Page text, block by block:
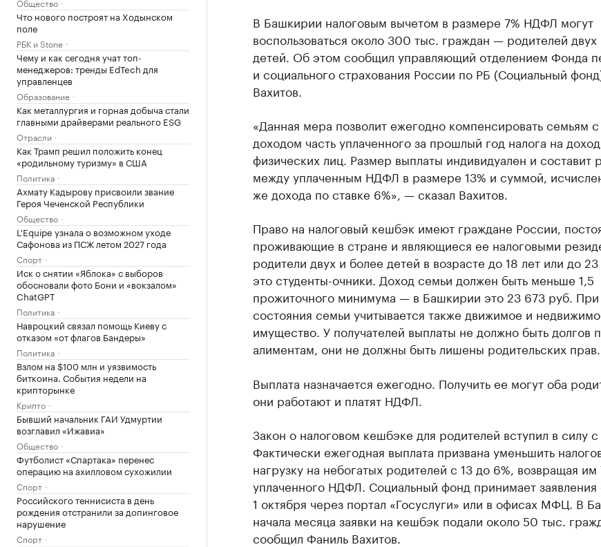
Что нового построят на Ходынском
поле
РБК и Stone
Чему и как сегодня учат топ-
менеджеров: тренды EdTech для
управленцев
Образование
Как металлургия и горная добыча стали
главными драйверами реального ESG
Отрасли
Как Трамп решил положить конец
«родильному туризму» в США
Политика
Ахмату Кадырову присвоили звание
Героя Чеченской Республики
Общество
L'Equipe узнала о возможном уходе
Сафонова из ПСЖ летом 2027 года
Спорт
Иск о снятии «Яблока» с выборов
обосновали фото Бони и «вокзалом»
ChatGPT
Политика
Навроцкий связал помощь Киеву с
отказом «от флагов Бандеры»
Политика
Взлом на $100 млн и уязвимость
биткоина. События недели на
крипторынке
Крипто
Бывший начальник ГАИ Удмуртии
возглавил «Ижавиа»
Общество
Футболист «Спартака» перенес
операцию на ахилловом сухожилии
Спорт
Российского теннисиста в день
рождения отстранили за допинговое
нарушение
Спорт
В Башкирии налоговым вычетом в размере 7% НДФЛ могут
воспользоваться около 300 тыс. граждан — родителей двух
детей. Об этом сообщил управляющий отделением Фонда
и социального страхования России по РБ (Социальный
Вахитов.
«Данная мера позволит ежегодно компенсировать семьям
доходом часть уплаченного за прошлый год налога на
физических лиц. Размер выплаты индивидуален и составит
между уплаченным НДФЛ в размере 13% и суммой,
же дохода по ставке 6%», — сказал Вахитов.
Право на налоговый кешбэк имеют граждане России,
проживающие в стране и являющиеся ее налоговыми
родители двух и более детей в возрасте до 18 лет или до
это студенты-очники. Доход семьи должен быть меньше 1,5
прожиточного минимума — в Башкирии это 23 673 руб. При
состояния семьи учитывается также движимое и
имущество. У получателей выплаты не должно быть долгов
алиментам, они не должны быть лишены родительских прав.
Выплата назначается ежегодно. Получить ее могут оба
они работают и платят НДФЛ.
Закон о налоговом кешбэке для родителей вступил в силу с
Фактически ежегодная выплата призвана уменьшить
нагрузку на небогатых родителей с 13 до 6%, возвращая им
уплаченного НДФЛ. Социальный фонд принимает заявления
1 октября через портал «Госуслуги» или в офисах МФЦ. В
начала месяца заявки на кешбэк подали около 50 тыс.
сообщил Фаниль Вахитов.